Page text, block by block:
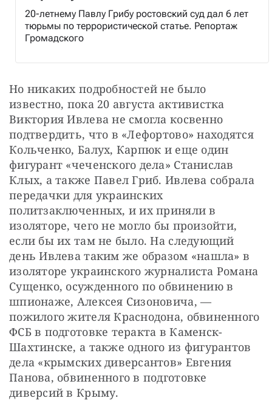
20-летнему Павлу Грибу ростовский суд дал 6 лет
тюрьмы по террористической статье. Репортаж
Громадского
Но никаких подробностей не было
известно, пока 20 августа активистка
Виктория Ивлева не смогла косвенно
подтвердить, что в «Лефортово» находятся
Кольченко, Балух, Карпюк и еще один
фигурант «чеченского дела» Станислав
Клых, а также Павел Гриб. Ивлева собрала
передачки для украинских
политзаключенных, и их приняли в
изоляторе, чего не могло бы произойти,
если бы их там не было. На следующий
день Ивлева таким же образом «нашла» в
изоляторе украинского журналиста Романа
Сущенко, осужденного по обвинению в
шпионаже, Алексея Сизоновича, —
пожилого жителя Краснодона, обвиненного
ФСБ в подготовке теракта в Каменск-
Шахтинске, а также одного из фигурантов
дела «крымских диверсантов» Евгения
Панова, обвиненного в подготовке
диверсий в Крыму.